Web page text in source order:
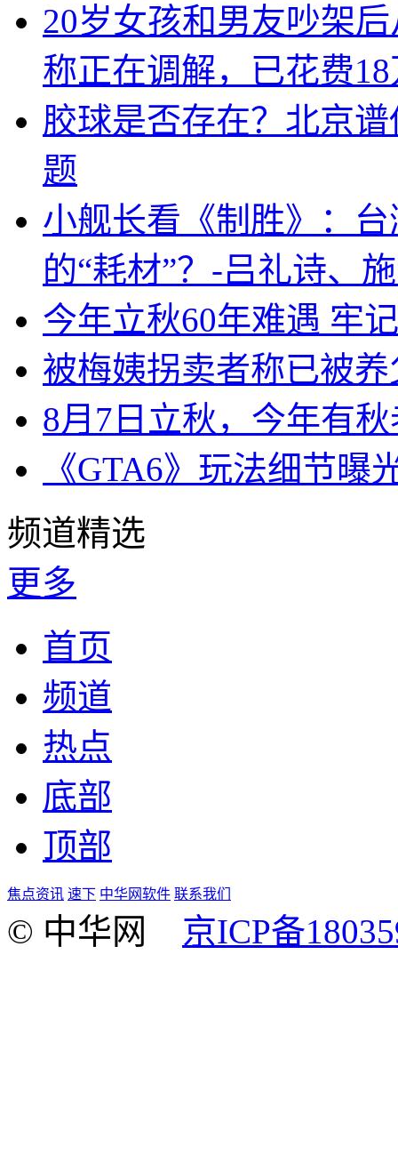
20岁女孩和男友吵架
称正在调解，已花费
胶球是否存在？北京
题
小舰长看《制胜》：
的“耗材”？-吕礼诗、
今年立秋60年难遇 牢
被梅姨拐卖者称已被
8月7日立秋，今年有
《GTA6》玩法细节
频道精选
更多
首页
频道
热点
底部
顶部
焦点资讯 速下 中华网软件 联系我们
© 中华网 京ICP备